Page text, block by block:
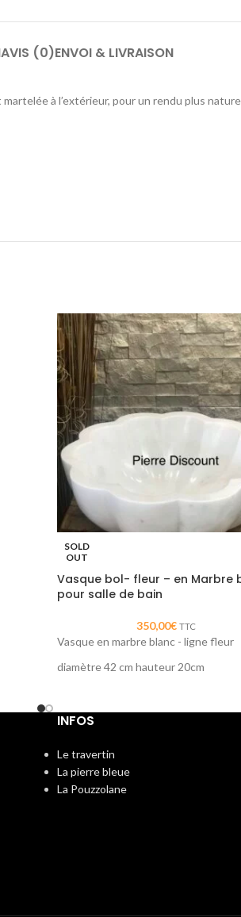
AVIS (0)ENVOI & LIVRAISON
à l’extérieur, pour un rendu plus
SOLD
OUT
Vasque bol- fleur – en Marbre
pour salle de bain
350,00€ TTC
Vasque en marbre blanc - ligne fleur
diamètre 42 cm hauteur 20cm
pour salle de Bain
INFOS
Le travertin
La pierre bleue
La Pouzzolane